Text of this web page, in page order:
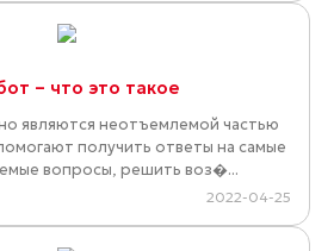
– что это такое
являются неотъемлемой частью
получить ответы на самые
вопросы, решить воз�...
2022-04-25